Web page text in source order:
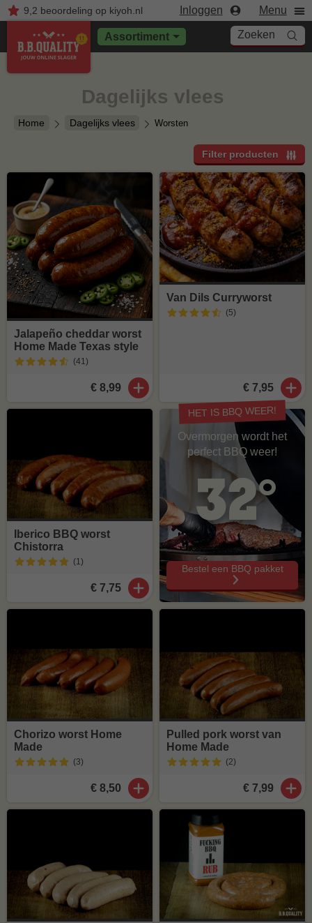
9,2 beoordelingop kiyoh.nl Inloggen Menu
Assortiment Zoeken
Home Dagelijks vlees Worsten
Dagelijks vlees
Filter producten
Jalapeño cheddar worst
Home Made Texas style
(41)
€ 8,99
Van Dils Curryworst
(5)
€ 7,95
Iberico BBQ worst
Chistorra
(1)
€ 7,75
Chorizo worst Home
Made
(3)
€ 8,50
Pulled pork worst van
Home Made
(2)
€ 7,99
HET IS BBQ WEER!
Overmorgen wordt het
perfect BBQ weer!
32°
Bestel een BBQ pakket